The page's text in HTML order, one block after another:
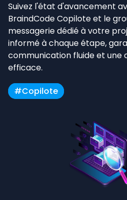
Suivez l'état d'avancement
BraindCode Copilote et le
messagerie dédié à votre
informé à chaque étape,
communication fluide et une
efficace.
#Copilote